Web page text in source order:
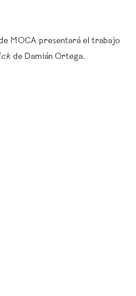
MOCA presentará el trabajo
de Damián Ortega.